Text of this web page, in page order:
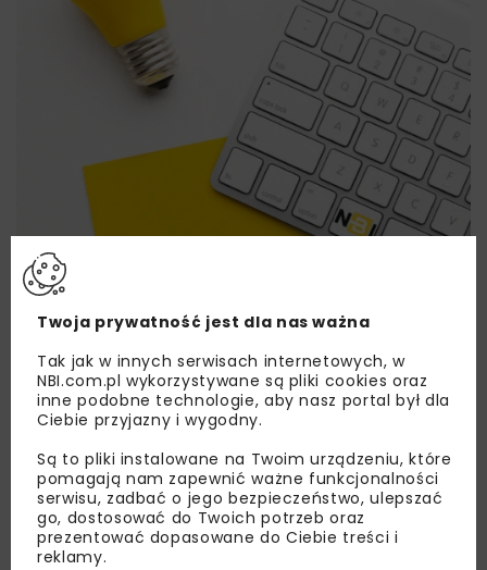
Lubisz wiedzieć więcej?
Zapisz się do newslettera aby otrzymywać od
nas najlepsze informacje branżowe,
zaproszenia na wydarzenia, atrakcyjne oferty i
dedykowane akcje specjalne.
Zapoznałam/em się z
Twoja prywatność jest dla nas ważna
Tak jak w innych serwisach internetowych, w
NBI.com.pl wykorzystywane są pliki cookies oraz
inne podobne technologie, aby nasz portal był dla
Ciebie przyjazny i wygodny.
Są to pliki instalowane na Twoim urządzeniu, które
pomagają nam zapewnić ważne funkcjonalności
serwisu, zadbać o jego bezpieczeństwo, ulepszać
go, dostosować do Twoich potrzeb oraz
prezentować dopasowane do Ciebie treści i
reklamy.